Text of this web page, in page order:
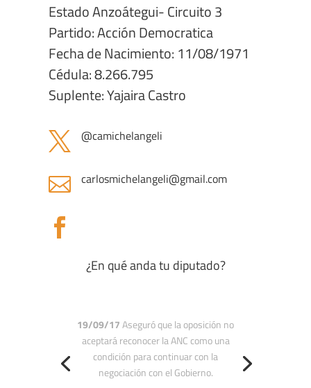
Estado Anzoátegui- Circuito 3
Partido: Acción Democratica
Fecha de Nacimiento: 11/08/1971
Cédula: 8.266.795
Suplente: Yajaira Castro
 @camichelangeli
 carlosmichelangeli@gmail.com

¿En qué anda tu diputado?
10/09/17Expresó que un aumento
salarial no solucionará la crisis
económica y manifestó que lo que
necesita Venezuela es que se retome